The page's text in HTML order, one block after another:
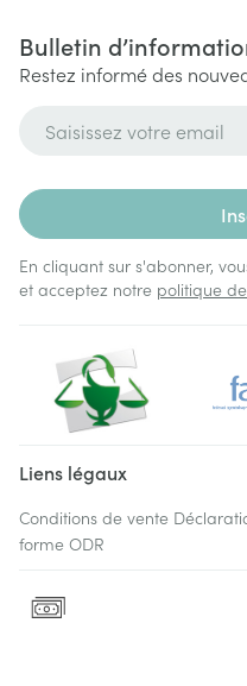
Bulletin
Restez informé des
En cliquant sur s'abonner,
et acceptez notre politique
Liens légaux
Conditions de vente
forme ODR